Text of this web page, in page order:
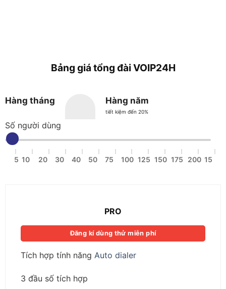
Bảng giá tổng đài VOIP24H
Hàng tháng Hàng năm
tiết kiệm đến 20%
Số người dùng
5 10 20 30 40 50 75 100 125 150 175 200 15
PRO
Đăng kí dùng thử miễn phí
Tích hợp tính năng Auto dialer
3 đầu số tích hợp